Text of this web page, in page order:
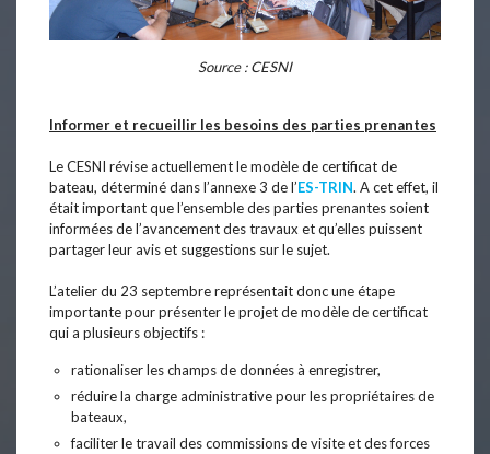
Source : CESNI
Informer et recueillir les besoins des parties prenantes
Le CESNI révise actuellement le modèle de certificat de
bateau, déterminé dans l’annexe 3 de l’ES-TRIN. A cet effet, il
était important que l’ensemble des parties prenantes soient
informées de l’avancement des travaux et qu’elles puissent
partager leur avis et suggestions sur le sujet.
L’atelier du 23 septembre représentait donc une étape
importante pour présenter le projet de modèle de certificat
qui a plusieurs objectifs :
rationaliser les champs de données à enregistrer,
réduire la charge administrative pour les propriétaires de
bateaux,
faciliter le travail des commissions de visite et des forces